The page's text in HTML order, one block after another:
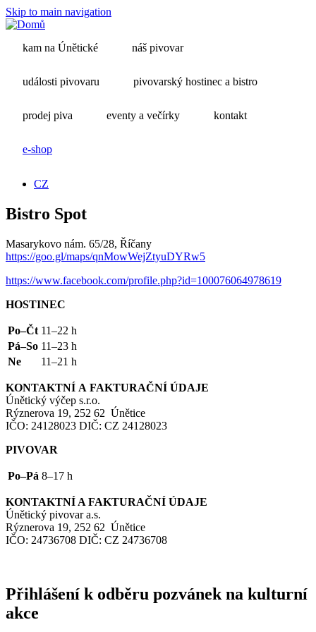
Skip to main navigation
kam na Únětické náš pivovar
události pivovaru pivovarský hostinec a bistro
prodej piva eventy a večírky kontakt
e-shop
CZ
Bistro Spot
Masarykovo nám. 65/28, Říčany
https://goo.gl/maps/qnMowWejZtyuDYRw5
https://www.facebook.com/profile.php?id=100076064978619
HOSTINEC
Po–Čt 11–22 h
Pá–So 11–23 h
Ne
11–21 h
KONTAKTNÍ A FAKTURAČNÍ ÚDAJE
Únětický výčep s.r.o.
Rýznerova 19, 252 62 Únětice
IČO: 24128023 DIČ: CZ 24128023
PIVOVAR
Po–Pá 8–17 h
KONTAKTNÍ A FAKTURAČNÍ ÚDAJE
Únětický pivovar a.s.
Rýznerova 19, 252 62 Únětice
IČO: 24736708 DIČ: CZ 24736708
Přihlášení k odběru pozvánek na kulturní
akce